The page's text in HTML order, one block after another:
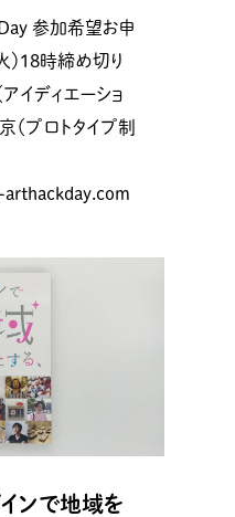
参加希望お申
）18時締め切り
イディエーショ
（プロトタイプ制
ンで地域を